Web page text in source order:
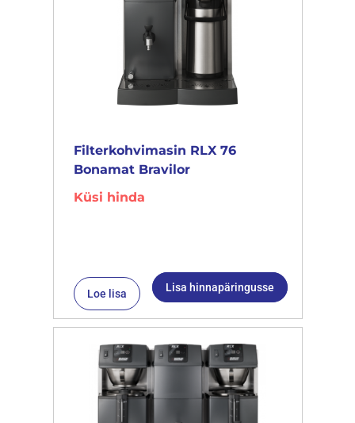
Filterkohvimasin RLX 76
Bonamat Bravilor
Küsi hinda
Loe lisa Lisa hinnapäringusse